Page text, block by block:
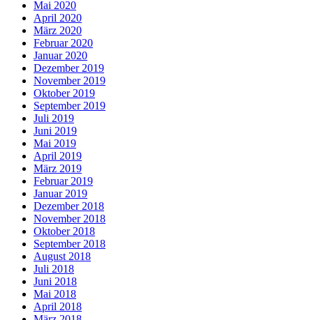
Mai 2020
April 2020
März 2020
Februar 2020
Januar 2020
Dezember 2019
November 2019
Oktober 2019
September 2019
Juli 2019
Juni 2019
Mai 2019
April 2019
März 2019
Februar 2019
Januar 2019
Dezember 2018
November 2018
Oktober 2018
September 2018
August 2018
Juli 2018
Juni 2018
Mai 2018
April 2018